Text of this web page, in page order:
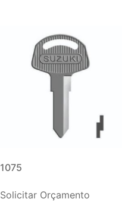
1075
Solicitar Orçamento